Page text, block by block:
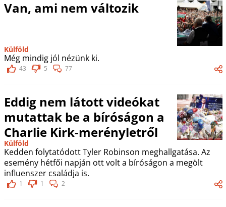
Van, ami nem változik
Külföld
Még mindig jól nézünk ki.
43 5 77
Eddig nem látott videókat
mutattak be a bíróságon a
Charlie Kirk-merényletről
Külföld
Kedden folytatódott Tyler Robinson meghallgatása. Az
esemény hétfői napján ott volt a bíróságon a megölt
influenszer családja is.
1 1 2